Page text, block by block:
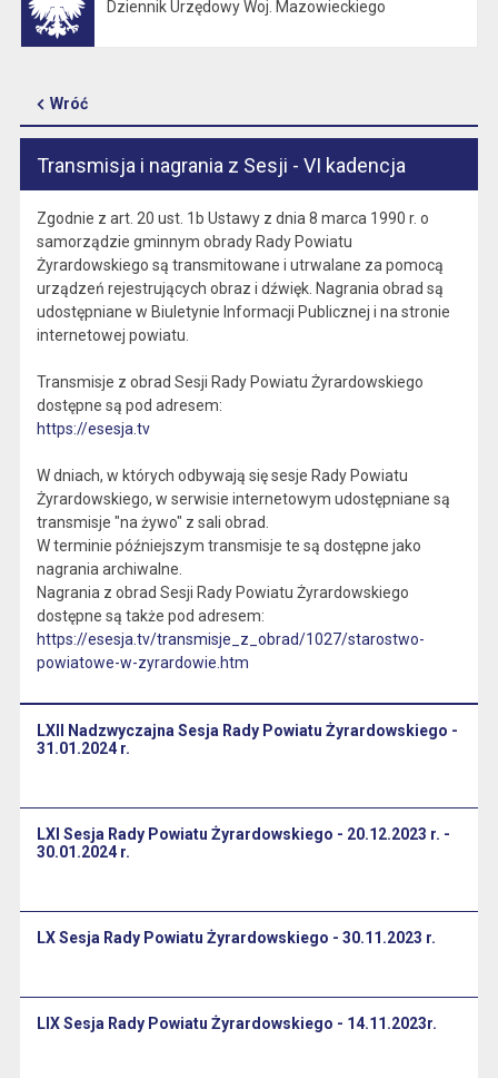
Dziennik Urzędowy Woj. Mazowieckiego
Wróć
Transmisja i nagrania z Sesji - VI kadencja
Zgodnie z art. 20 ust. 1b Ustawy z dnia 8 marca 1990 r. o
samorządzie gminnym obrady Rady Powiatu
Żyrardowskiego są transmitowane i utrwalane za pomocą
urządzeń rejestrujących obraz i dźwięk. Nagrania obrad są
udostępniane w Biuletynie Informacji Publicznej i na stronie
internetowej powiatu.
Transmisje z obrad Sesji Rady Powiatu Żyrardowskiego
dostępne są pod adresem:
https://esesja.tv
W dniach, w których odbywają się sesje Rady Powiatu
Żyrardowskiego, w serwisie internetowym udostępniane są
transmisje "na żywo" z sali obrad.
W terminie późniejszym transmisje te są dostępne jako
nagrania archiwalne.
Nagrania z obrad Sesji Rady Powiatu Żyrardowskiego
dostępne są także pod adresem:
https://esesja.tv/transmisje_z_obrad/1027/starostwo-
powiatowe-w-zyrardowie.htm
LXII Nadzwyczajna Sesja Rady Powiatu Żyrardowskiego -
31.01.2024 r.
LXI Sesja Rady Powiatu Żyrardowskiego - 20.12.2023 r. -
30.01.2024 r.
LX Sesja Rady Powiatu Żyrardowskiego - 30.11.2023 r.
LIX Sesja Rady Powiatu Żyrardowskiego - 14.11.2023r.